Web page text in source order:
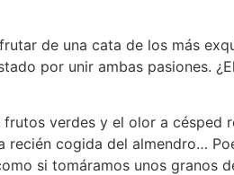
de una cata de los más
por unir ambas pasiones.
verdes y el olor a césped
recién cogida del almendro…
si tomáramos unos granos